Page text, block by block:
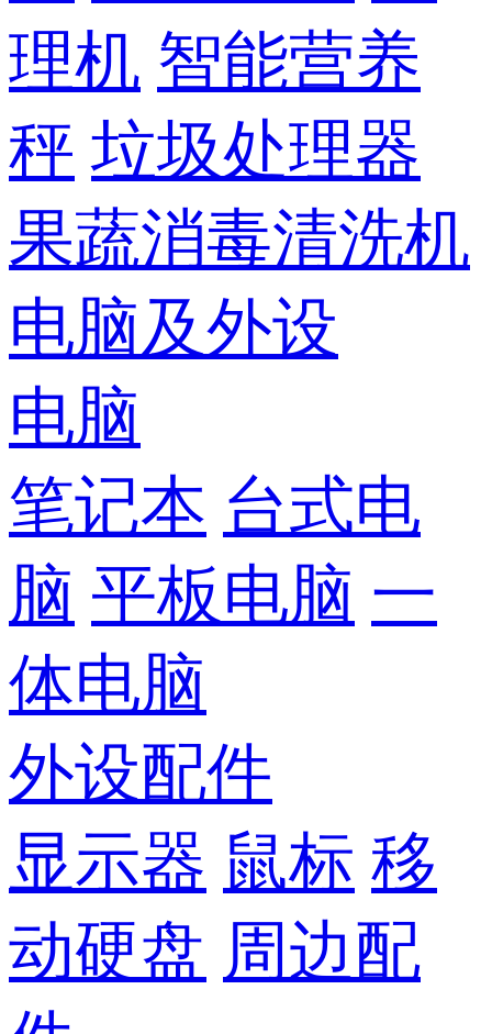
理机 智能营养
秤 垃圾处理器
果蔬消毒清洗机
电脑及外设
电脑
笔记本 台式电
脑 平板电脑 一
体电脑
外设配件
显示器 鼠标 移
动硬盘 周边配